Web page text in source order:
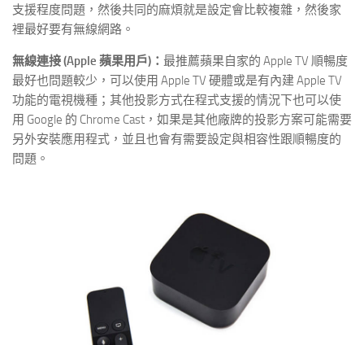
支援程度問題，然後共同的麻煩就是設定會比較複雜，然後家
裡最好要有無線網路。
無線連接 (Apple 蘋果用戶)： 最推薦蘋果自家的 Apple TV 順暢度
最好也問題較少，可以使用 Apple TV 硬體或是有內建 Apple TV
功能的電視機種；其他投影方式在程式支援的情況下也可以使
用 Google 的 Chrome Cast，如果是其他廠牌的投影方案可能需要
另外安裝應用程式，並且也會有需要設定與相容性跟順暢度的
問題。